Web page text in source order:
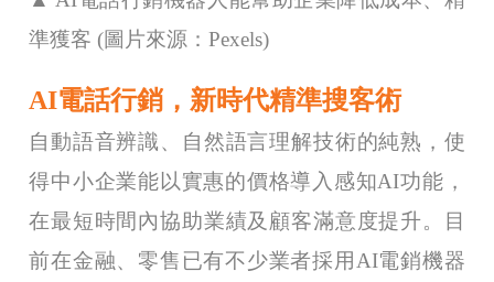
準獲客 (圖片來源：Pexels)
AI電話行銷，新時代精準搜客術
自動語音辨識、自然語言理解技術的純熟，使
得中小企業能以實惠的價格導入感知AI功能，
在最短時間內協助業績及顧客滿意度提升。目
前在金融、零售已有不少業者採用AI電銷機器